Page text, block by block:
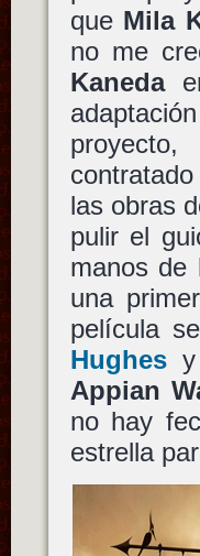
que Mila
no me
Kaneda
las obras
pulir el
manos de
una
película
Hughesy
Appian
no hay
estrella